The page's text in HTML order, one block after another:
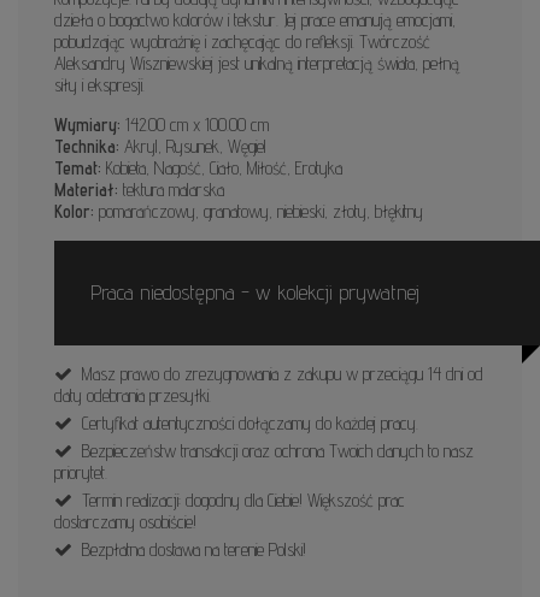
dzieła o bogactwo kolorów i tekstur. Jej prace emanują emocjami,
pobudzając wyobraźnię i zachęcając do refleksji. Twórczość
Aleksandry Wiszniewskiej jest unikalną interpretacją świata, pełną
siły i ekspresji.
Wymiary: 142.00 cm x 100.00 cm
Technika: Akryl, Rysunek, Węgiel
Temat: Kobieta, Nagość, Ciało, Miłość, Erotyka
Materiał: tektura malarska
Kolor: pomarańczowy, granatowy, niebieski, złoty, błękitny
Praca niedostępna - w kolekcji prywatnej
Masz prawo do zrezygnowania z zakupu w przeciągu 14 dni od
daty odebrania przesyłki.
Certyfikat autentyczności dołączamy do każdej pracy.
Bezpieczeństw transakcji oraz ochrona Twoich danych to nasz
priorytet.
Termin realizacji: dogodny dla Ciebie! Większość prac
dostarczamy osobiście!
Bezpłatna dostawa na terenie Polski!